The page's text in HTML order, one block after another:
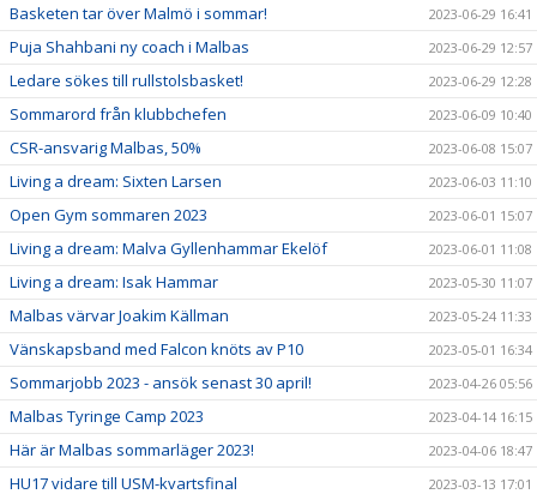
Basketen tar över Malmö i sommar! 2023-06-29 16:41
Puja Shahbani ny coach i Malbas 2023-06-29 12:57
Ledare sökes till rullstolsbasket! 2023-06-29 12:28
Sommarord från klubbchefen 2023-06-09 10:40
CSR-ansvarig Malbas, 50% 2023-06-08 15:07
Living a dream: Sixten Larsen 2023-06-03 11:10
Open Gym sommaren 2023 2023-06-01 15:07
Living a dream: Malva Gyllenhammar Ekelöf 2023-06-01 11:08
Living a dream: Isak Hammar 2023-05-30 11:07
Malbas värvar Joakim Källman 2023-05-24 11:33
Vänskapsband med Falcon knöts av P10 2023-05-01 16:34
Sommarjobb 2023 - ansök senast 30 april! 2023-04-26 05:56
Malbas Tyringe Camp 2023 2023-04-14 16:15
Här är Malbas sommarläger 2023! 2023-04-06 18:47
HU17 vidare till USM-kvartsfinal 2023-03-13 17:01